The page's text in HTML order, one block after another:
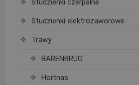
Studzienki czerpalne
Studzienki elektrozaworowe
Trawy
BARENBRUG
Hortnas